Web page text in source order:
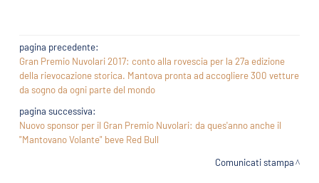
pagina precedente:
Gran Premio Nuvolari 2017: conto alla rovescia per la 27a edizione
della rievocazione storica. Mantova pronta ad accogliere 300 vetture
da sogno da ogni parte del mondo
pagina successiva:
Nuovo sponsor per il Gran Premio Nuvolari: da ques'anno anche il
"Mantovano Volante" beve Red Bull
Comunicati stampa